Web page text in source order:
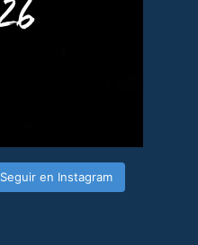
Seguir en Instagram